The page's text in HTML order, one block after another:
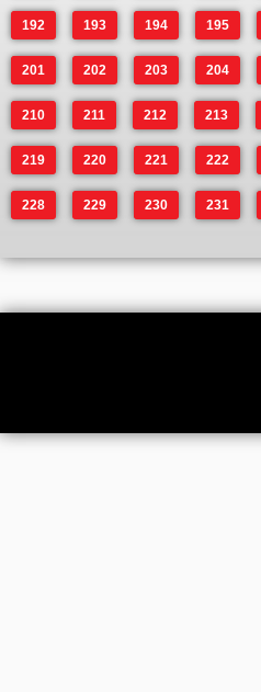
192 193 194 195
201 202 203 204
210 211 212 213
219 220 221 222
228 229 230 231